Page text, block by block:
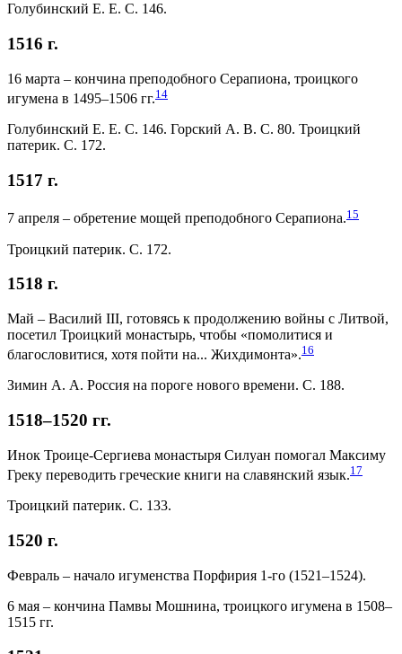
Голубинский Е. Е. С. 146.
1516 г.
16 марта – кончина преподобного Серапиона, троицкого
игумена в 1495–1506 гг.14
Голубинский Е. Е. С. 146. Горский А. В. С. 80. Троицкий
патерик. С. 172.
1517 г.
7 апреля – обретение мощей преподобного Серапиона.15
Троицкий патерик. С. 172.
1518 г.
Май – Василий III, готовясь к продолжению войны с Литвой,
посетил Троицкий монастырь, чтобы «помолитися и
благословитися, хотя пойти на... Жихдимонта».16
Зимин А. А. Россия на пороге нового времени. С. 188.
1518–1520 гг.
Инок Троице-Сергиева монастыря Силуан помогал Максиму
Греку переводить греческие книги на славянский язык.17
Троицкий патерик. С. 133.
1520 г.
Февраль – начало игуменства Порфирия 1-го (1521–1524).
6 мая – кончина Памвы Мошнина, троицкого игумена в 1508–
1515 гг.